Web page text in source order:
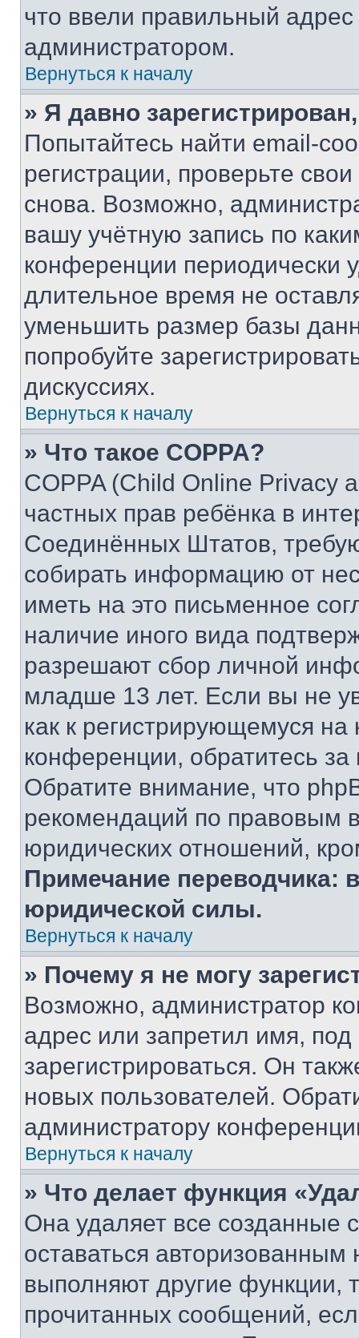
что ввели правильный адрес
администратором.
Вернуться к началу
» Я давно
Попытайтесь найти email-
регистрации, проверьте
снова. Возможно,
вашу учётную запись по
конференции периодически
длительное время не
уменьшить размер базы
попробуйте
дискуссиях.
Вернуться к началу
» Что такое COPPA?
COPPA (Child Online Privacy
частных прав ребёнка в
Соединённых Штатов,
собирать информацию от
иметь на это письменное
наличие иного вида
разрешают сбор личной
младше 13 лет. Если вы не
как к регистрирующемуся
конференции, обратитесь
Обратите внимание, что
рекомендаций по правовым
юридических отношений,
Примечание переводчика:
юридической силы.
Вернуться к началу
» Почему я не могу
Возможно, администратор
адрес или запретил имя,
зарегистрироваться. Он
новых пользователей.
администратору
Вернуться к началу
» Что делает функция
Она удаляет все созданные
оставаться
выполняют другие функции,
прочитанных сообщений,